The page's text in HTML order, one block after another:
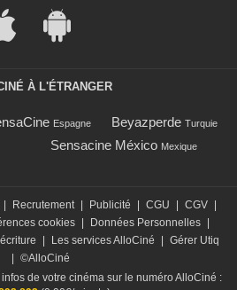
À L'ÉTRANGER
Espagne Beyazperde Turquie
Sensacine México Mexique
Recrutement Publicité CGU CGV
cookies Données Personnelles
Les services AlloCiné
Gérer Utiq
©AlloCiné
de votre cinéma sur le numéro AlloCiné :